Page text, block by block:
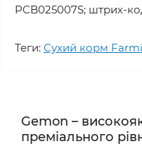
PCB025007S; штрих-
Теги: Сухий корм
Gemon –
преміального